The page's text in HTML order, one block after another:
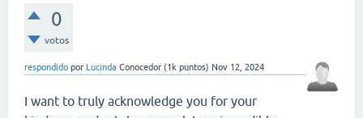
0
votos
respondido por Lucinda Conocedor (1k puntos) Nov 12, 2024
I want to truly acknowledge you for your